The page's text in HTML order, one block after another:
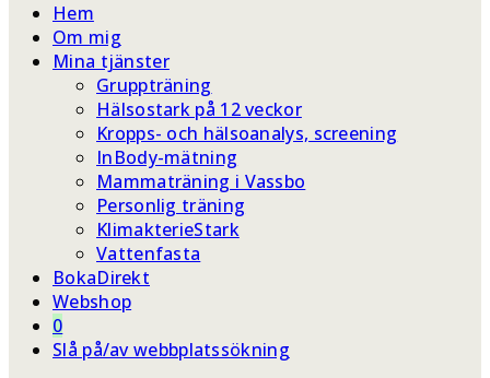
Hem
Om mig
Mina tjänster
Gruppträning
Hälsostark på 12 veckor
Kropps- och hälsoanalys, screening
InBody-mätning
Mammaträning i Vassbo
Personlig träning
KlimakterieStark
Vattenfasta
BokaDirekt
Webshop
0
Slå på/av webbplatssökning